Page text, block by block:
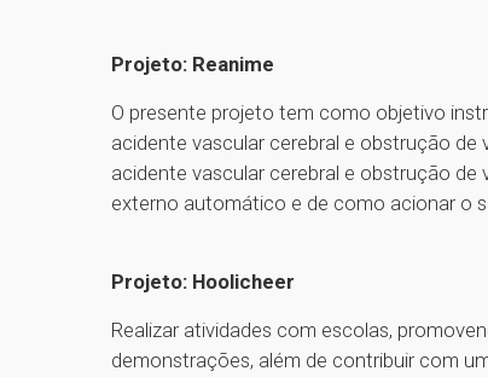
Projeto: Reanime
O presente projeto tem como objetivo
acidente vascular cerebral e obstrução
acidente vascular cerebral e obstrução
externo automático e de como acionar o
Projeto: Hoolicheer
Realizar atividades com escolas,
demonstrações, além de contribuir com